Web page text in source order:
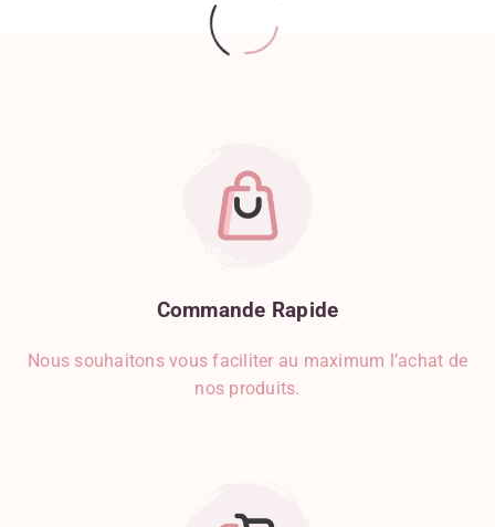
Commande Rapide
Nous souhaitons vous faciliter au maximum l’achat de
nos produits.